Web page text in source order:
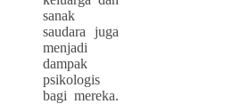
sanak
saudara juga
menjadi
dampak
psikologis
bagi mereka.